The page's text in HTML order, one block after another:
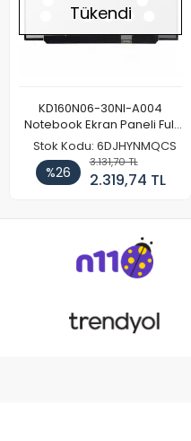
Tükendi
KD160N06-30NI-A004
Notebook Ekran Paneli Full
HD
Stok Kodu: 6DJHYNMQCS
%26
3.131,70 TL
2.319,74 TL